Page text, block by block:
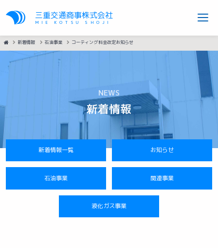
HOME新着情報 石油事業 コーティング料金改定お知らせ
NEWS
新着情報
三重交通商事株式会社
MIE KOTSU SHOJI
新着情報一覧 お知らせ
石油事業 関連事業
液化ガス事業